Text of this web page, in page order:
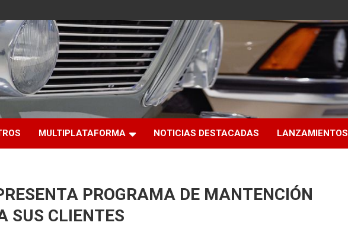
para el sector automotriz
MULTIPLATAFORMA NOTICIAS DESTACADAS LANZAMIENTOS
PROGRAMA DE MANTENCIÓN
SUS CLIENTES